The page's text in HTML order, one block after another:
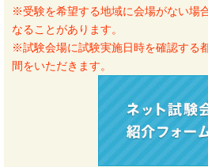
※受験を希望する地域に会場がない場
なることがあります。
※試験会場に試験実施日時を確認する
間をいただきます。